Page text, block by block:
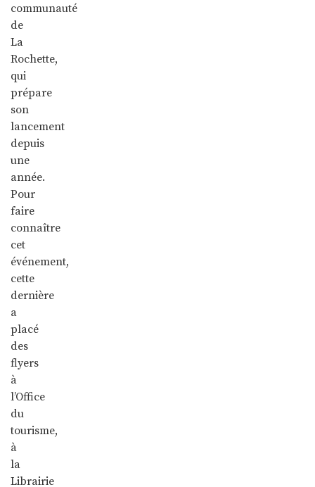
communauté
de
La
Rochette,
qui
prépare
son
lancement
depuis
une
année.
Pour
faire
connaître
cet
événement,
cette
dernière
a
placé
des
flyers
à
l’Office
du
tourisme,
à
la
Librairie